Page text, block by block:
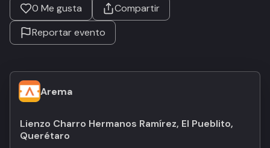
0 Me gusta
Compartir
Reportar evento
Arema
Lienzo Charro Hermanos Ramírez, El Pueblito,
Querétaro